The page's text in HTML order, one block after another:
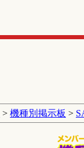
> 機種別掲示板 >